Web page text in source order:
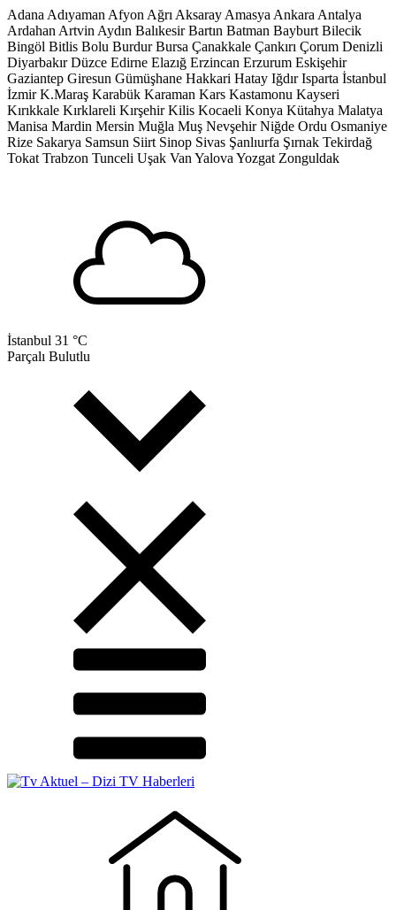
Adana Adıyaman Afyon Ağrı Aksaray Amasya Ankara Antalya
Ardahan Artvin Aydın Balıkesir Bartın Batman Bayburt Bilecik
Bingöl Bitlis Bolu Burdur Bursa Çanakkale Çankırı Çorum Denizli
Diyarbakır Düzce Edirne Elazığ Erzincan Erzurum Eskişehir
Gaziantep Giresun Gümüşhane Hakkari Hatay Iğdır Isparta İstanbul
İzmir K.Maraş Karabük Karaman Kars Kastamonu Kayseri
Kırıkkale Kırklareli Kırşehir Kilis Kocaeli Konya Kütahya Malatya
Manisa Mardin Mersin Muğla Muş Nevşehir Niğde Ordu Osmaniye
Rize Sakarya Samsun Siirt Sinop Sivas Şanlıurfa Şırnak Tekirdağ
Tokat Trabzon Tunceli Uşak Van Yalova Yozgat Zonguldak
İstanbul 31 °C
Parçalı Bulutlu